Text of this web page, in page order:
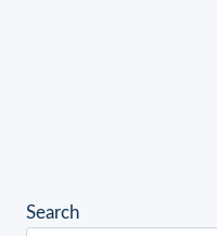
Search